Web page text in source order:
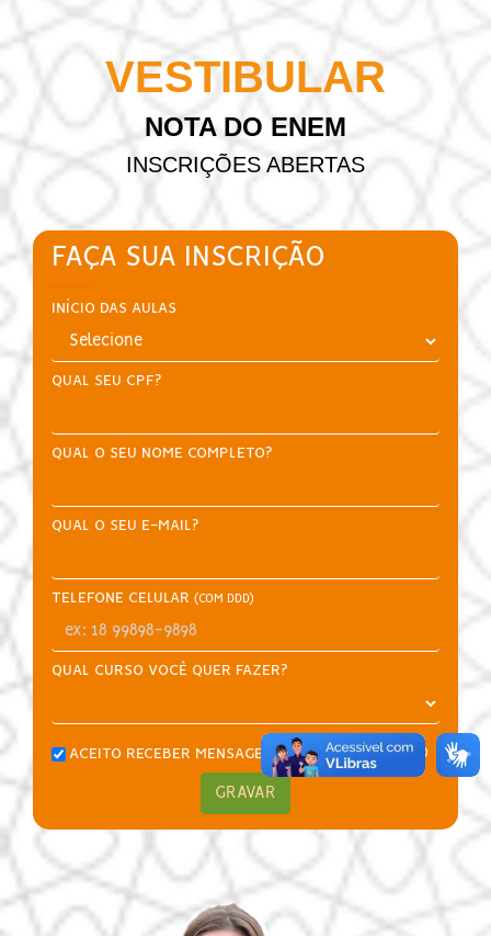
VESTIBULAR
NOTA DO ENEM
INSCRIÇÕES ABERTAS
FAÇA SUA INSCRIÇÃO
INÍCIO DAS AULAS
QUAL SEU CPF?
QUAL O SEU NOME COMPLETO?
QUAL O SEU E-MAIL?
TELEFONE CELULAR (COM DDD)
QUAL CURSO VOCÊ QUER FAZER?
ACEITO RECEBER MENSAGENS PELO WHATSAPP